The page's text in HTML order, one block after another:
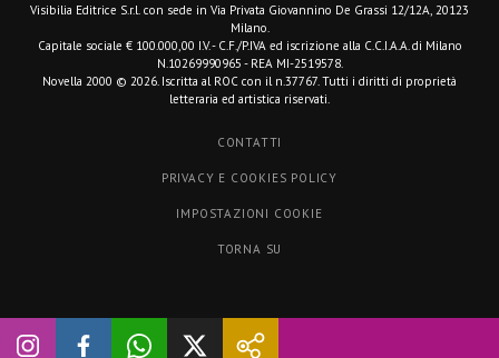
Visibilia Editrice S.r.l. con sede in Via Privata Giovannino De Grassi 12/12A, 20123
Milano.
Capitale sociale € 100.000,00 I.V. - C.F./P.IVA ed iscrizione alla C.C.I.A.A. di Milano
N.10269990965 - REA MI-2519578.
Novella 2000 © 2026. Iscritta al ROC con il n.37767. Tutti i diritti di proprietà
letteraria ed artistica riservati.
CONTATTI
PRIVACY E COOKIES POLICY
IMPOSTAZIONI COOKIE
TORNA SU